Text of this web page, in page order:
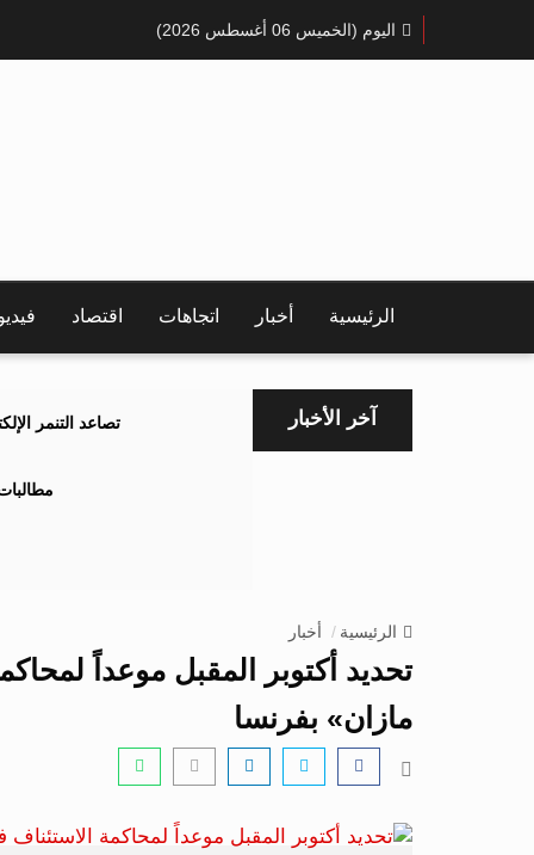
اليوم (الخميس 06 أغسطس 2026)
الرئيسية أخبار اتجاهات اقتصاد
آخر الأخبار تصاعد التنمر
الرئيسية أخبار
تحديد أكتوبر المقبل موعداً
مازان» بفرنسا